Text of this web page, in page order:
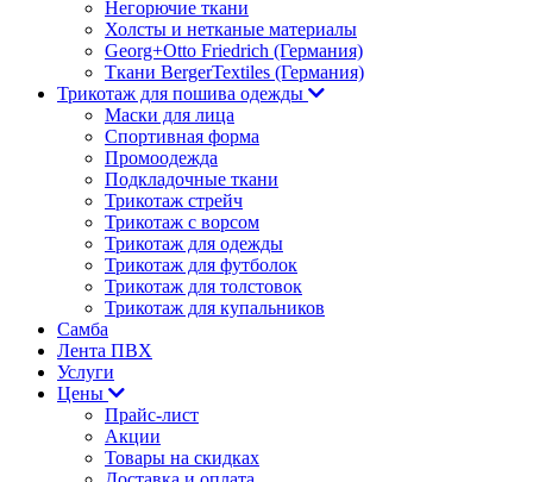
Негорючие ткани
Холсты и нетканые материалы
Georg+Otto Friedrich (Германия)
Ткани BergerTextiles (Германия)
Трикотаж для пошива одежды
Маски для лица
Спортивная форма
Промоодежда
Подкладочные ткани
Трикотаж стрейч
Трикотаж с ворсом
Трикотаж для одежды
Трикотаж для футболок
Трикотаж для толстовок
Трикотаж для купальников
Самба
Лента ПВХ
Услуги
Цены
Прайс-лист
Акции
Товары на скидках